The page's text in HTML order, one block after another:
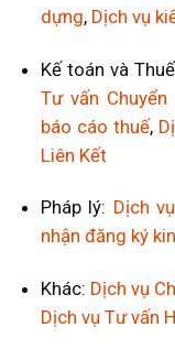
dựng, Dịch vụ
Kế toán và
Tư vấn Chuyển
báo cáo thuế,
Liên Kết
Pháp lý: Dịch
nhận đăng ký
Khác: Dịch vụ
Dịch vụ Tư vấn